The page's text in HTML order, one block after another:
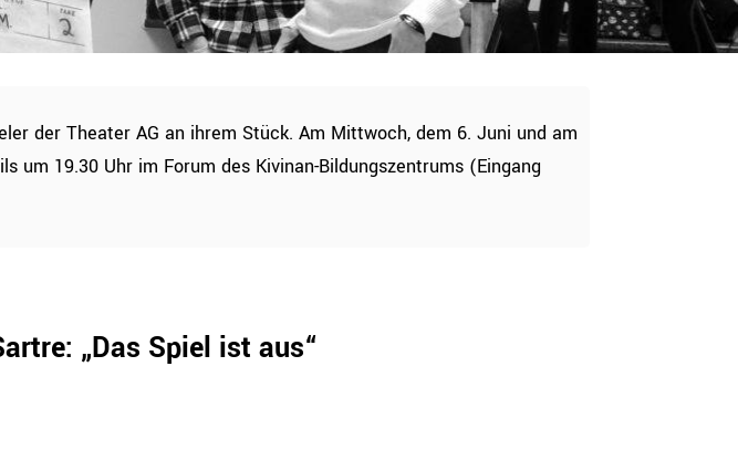
der Theater AG an ihrem Stück. Am Mittwoch, dem 6. Juni und am
um 19.30 Uhr im Forum des Kivinan-Bildungszentrums (Eingang
„Das Spiel ist aus“